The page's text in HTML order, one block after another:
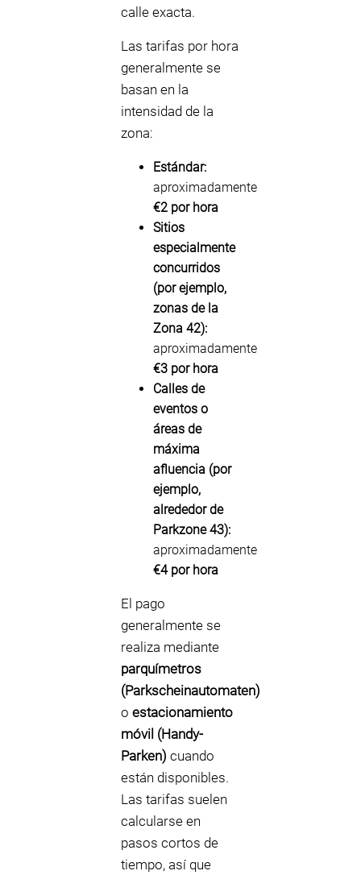
calle exacta.
Las tarifas por hora
generalmente se
basan en la
intensidad de la
zona:
Estándar:
aproximadamente
€2 por hora
Sitios
especialmente
concurridos
(por ejemplo,
zonas de la
Zona 42):
aproximadamente
€3 por hora
Calles de
eventos o
áreas de
máxima
afluencia (por
ejemplo,
alrededor de
Parkzone 43):
aproximadamente
€4 por hora
El pago
generalmente se
realiza mediante
parquímetros
(Parkscheinautomaten)
o estacionamiento
móvil (Handy-
Parken) cuando
están disponibles.
Las tarifas suelen
calcularse en
pasos cortos de
tiempo, así que